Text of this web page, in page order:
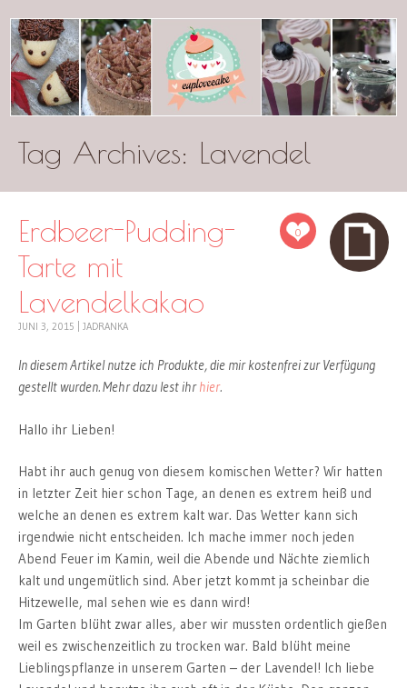
cuplovecake
Tag Archives: Lavendel
0
Erdbeer-Pudding-
Tarte mit
Lavendelkakao
JUNI 3, 2015 JADRANKA
In diesem Artikel nutze ich Produkte, die mir kostenfrei zur Verfügung
gestellt wurden. Mehr dazu lest ihrhier.
Hallo ihr Lieben!
Habt ihr auch genug von diesem komischen Wetter? Wir hatten
in letzter Zeit hier schon Tage, an denen es extrem heiß und
welche an denen es extrem kalt war. Das Wetter kann sich
irgendwie nicht entscheiden. Ich mache immer noch jeden
Abend Feuer im Kamin, weil die Abende und Nächte ziemlich
kalt und ungemütlich sind. Aber jetzt kommt ja scheinbar die
Hitzewelle, mal sehen wie es dann wird!
Im Garten blüht zwar alles, aber wir mussten ordentlich gießen
weil es zwischenzeitlich zu trocken war. Bald blüht meine
Lieblingspflanze in unserem Garten – der Lavendel! Ich liebe